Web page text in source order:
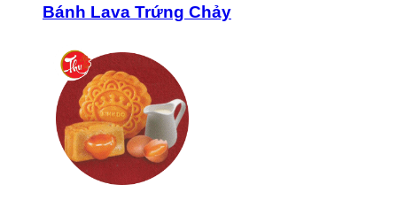
Bánh Lava Trứng Chảy